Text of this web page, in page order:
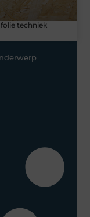
techniek